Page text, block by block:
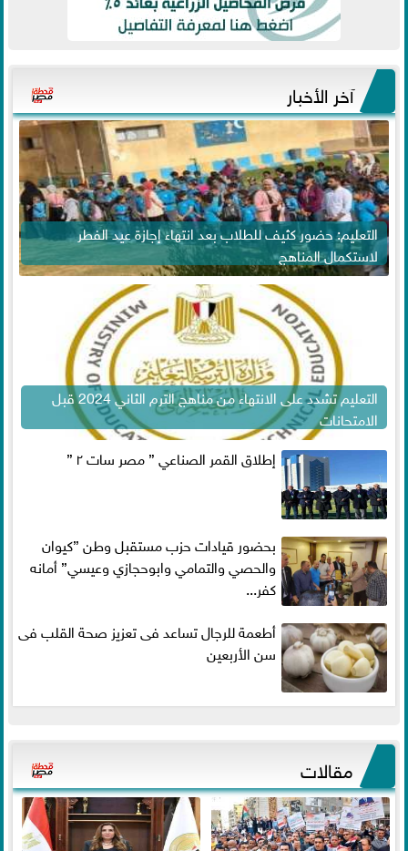
آخر الأخبار
التعليم: حضور كثيف للطلاب بعد انتهاء إجازة عيد الفطر
لاستكمال المناهج
التعليم تشدد على الانتهاء من مناهج الترم الثاني 2024 قبل
الامتحانات
إطلاق القمر الصناعي ” مصر سات ٢ ”
بحضور قيادات حزب مستقبل وطن ”كيوان
والحصي والتمامي وابوحجازي وعيسي” أمانه
كفر...
أطعمة للرجال تساعد فى تعزيز صحة القلب فى
سن الأربعين
مقالات